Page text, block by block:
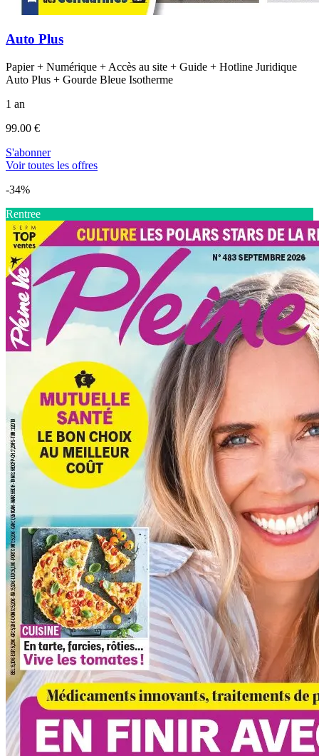
Auto Plus
Papier + Numérique + Accès au site + Guide + Hotline Juridique
Auto Plus + Gourde Bleue Isotherme
1 an
99.00 €
S'abonner
Voir toutes les offres
-34%
Rentree